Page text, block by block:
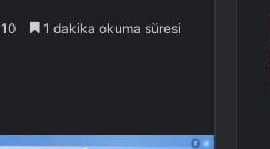
10 1 dakika okuma süresi